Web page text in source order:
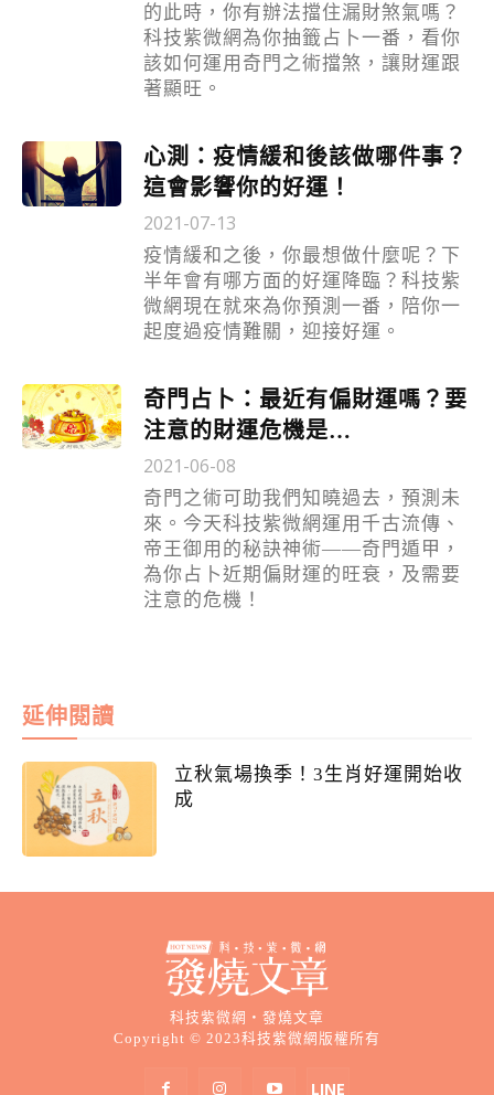
的此時，你有辦法擋住漏財煞氣嗎？
科技紫微網為你抽籤占卜一番，看你
該如何運用奇門之術擋煞，讓財運跟
著顯旺。
心測：疫情緩和後該做哪件事？
這會影響你的好運！
2021-07-13
疫情緩和之後，你最想做什麼呢？下
半年會有哪方面的好運降臨？科技紫
微網現在就來為你預測一番，陪你一
起度過疫情難關，迎接好運。
奇門占卜：最近有偏財運嗎？要
注意的財運危機是…
2021-06-08
奇門之術可助我們知曉過去，預測未
來。今天科技紫微網運用千古流傳、
帝王御用的秘訣神術——奇門遁甲，
為你占卜近期偏財運的旺衰，及需要
注意的危機！
延伸閱讀
立秋氣場換季！3生肖好運開始收
成
科技紫微網・發燒文章
Copyright © 2023科技紫微網版權所有